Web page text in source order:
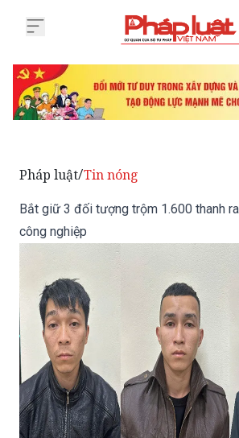
Pháp luật/Tin nóng
Bắt giữ 3 đối tượng trộm 1.600 thanh
công nghiệp